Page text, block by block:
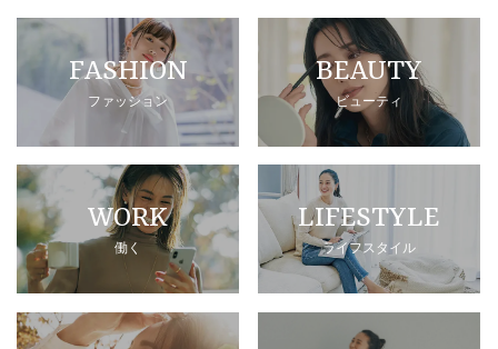
FASHION
ファッション
BEAUTY
ビューティ
WORK
働く
LIFESTYLE
ライフスタイル